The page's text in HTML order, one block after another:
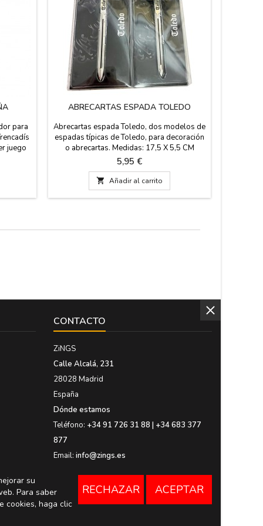
para
juego
ABRECARTAS ESPADA TOLEDO
Abrecartas espada Toledo, dos modelos de
espadas típicas de Toledo, para decoración
o abrecartas. Medidas: 17,5 X 5,5 CM
MODELO 1 Medidas: 17,5 X 4,5 CM
MODELO 2
Precio
5,95 €
 Añadir al carrito
CONTACTO
ZiNGS
Calle Alcalá, 231
28028 Madrid
España
Dónde estamos
Teléfono: +34 91 726 31 88 | +34 683 377
877
Email: info@zings.es
su
Para saber
cookies, haga clic
RECHAZAR ACEPTAR